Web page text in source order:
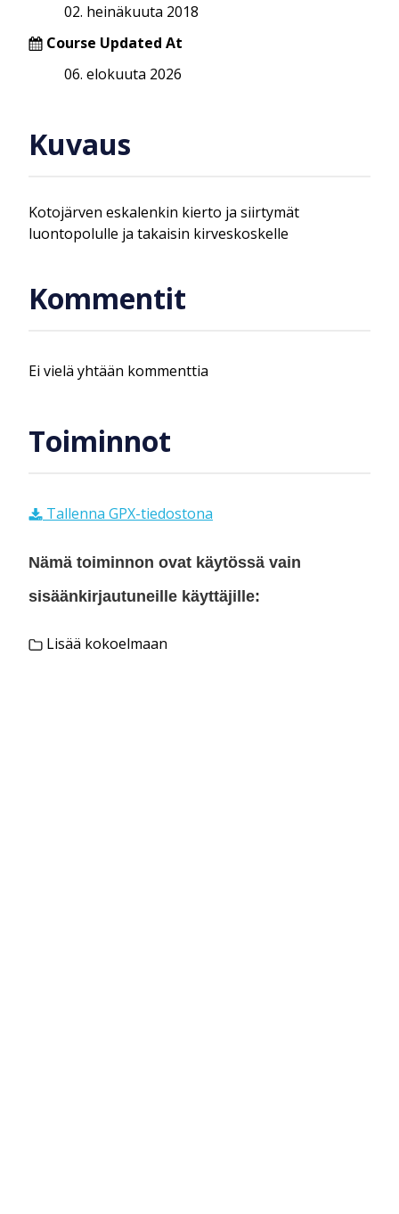
02. heinäkuuta 2018
Course Updated At
06. elokuuta 2026
Kuvaus
Kotojärven eskalenkin kierto ja siirtymät
luontopolulle ja takaisin kirveskoskelle
Kommentit
Ei vielä yhtään kommenttia
Toiminnot
Tallenna GPX-tiedostona
Nämä toiminnon ovat käytössä vain
sisäänkirjautuneille käyttäjille:
Lisää kokoelmaan